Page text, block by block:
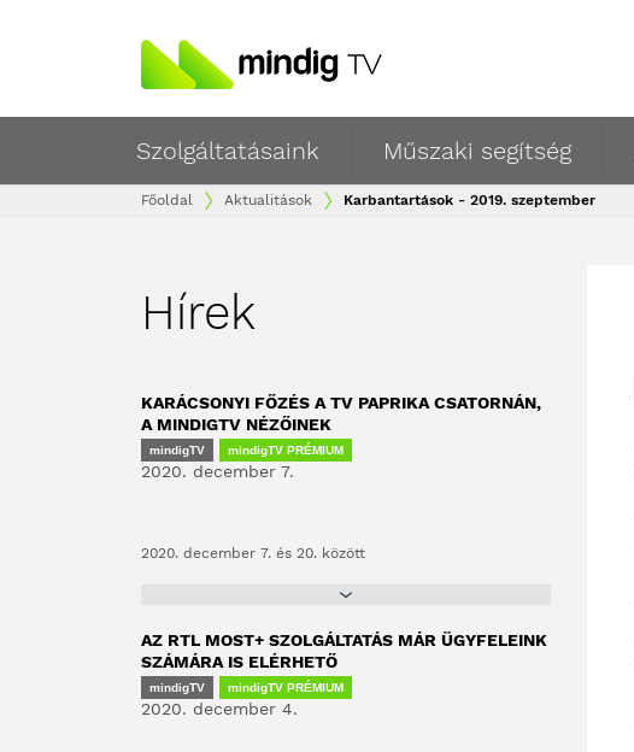
Szolgáltatásaink Műszaki segítség
Főoldal Aktualitások Karbantartások - 2019. szeptember
Hírek
KARÁCSONYI FŐZÉS A TV PAPRIKA CSATORNÁN,
A MINDIGTV NÉZŐINEK
mindigTV mindigTV PRÉMIUM
2020. december 7.
2020. december 7. és 20. között
AZ RTL MOST+ SZOLGÁLTATÁS MÁR ÜGYFELEINK
SZÁMÁRA IS ELÉRHETŐ
mindigTV mindigTV PRÉMIUM
2020. december 4.